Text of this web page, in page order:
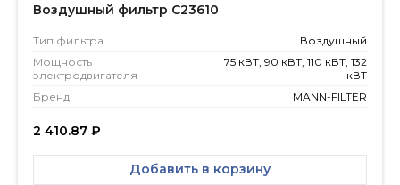
Воздушный фильтр C23610
Тип фильтра
Воздушный
Мощность
электродвигателя
75 кВТ, 90 кВТ, 110 кВТ, 132
кВТ
Бренд
MANN-FILTER
2 410.87 ₽
Добавить в корзину